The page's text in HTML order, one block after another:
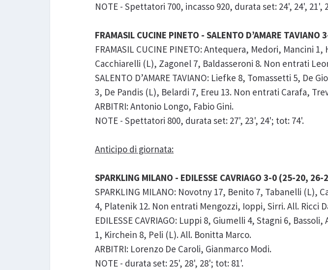
NOTE - Spettatori 700, incasso 920, durata set: 24', 24', 21',
FRAMASIL CUCINE PINETO - SALENTO D’AMARE
FRAMASIL CUCINE PINETO: Antequera, Medori, Mancini
Cacchiarelli (L), Zagonel 7, Baldasseroni 8. Non entrati
SALENTO D’AMARE TAVIANO: Liefke 8, Tomassetti 5, De
3, De Pandis (L), Belardi 7, Ereu 13. Non entrati Carafa,
ARBITRI: Antonio Longo, Fabio Gini.
NOTE - Spettatori 800, durata set: 27', 23', 24'; tot: 74'.
Anticipo di giornata:
SPARKLING MILANO - EDILESSE CAVRIAGO 3-0 (25-20,
SPARKLING MILANO: Novotny 17, Benito 7, Tabanelli (L),
4, Platenik 12. Non entrati Mengozzi, Ioppi, Sirri. All. Ricci
EDILESSE CAVRIAGO: Luppi 8, Giumelli 4, Stagni 6,
1, Kirchein 8, Peli (L). All. Bonitta Marco.
ARBITRI: Lorenzo De Caroli, Gianmarco Modi.
NOTE - durata set: 25', 28', 28'; tot: 81'.